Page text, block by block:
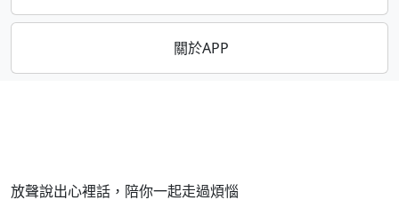
關於APP
放聲說出心裡話，陪你一起走過煩惱